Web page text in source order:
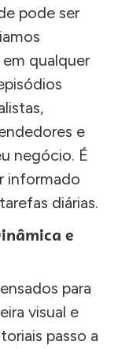
pode ser
qualquer
e
negócio. É
informado
diárias.
e
para
visual e
passo a